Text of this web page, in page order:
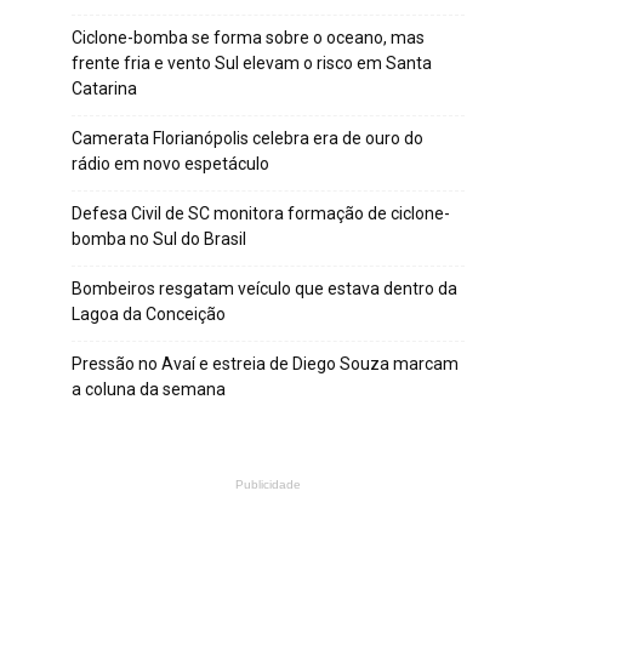
Ciclone-bomba se forma sobre o oceano, mas
frente fria e vento Sul elevam o risco em Santa
Catarina
Camerata Florianópolis celebra era de ouro do
rádio em novo espetáculo
Defesa Civil de SC monitora formação de ciclone-
bomba no Sul do Brasil
Bombeiros resgatam veículo que estava dentro da
Lagoa da Conceição
Pressão no Avaí e estreia de Diego Souza marcam
a coluna da semana
Publicidade